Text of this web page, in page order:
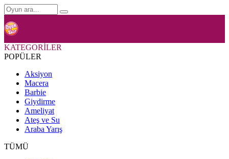
KATEGORİLER
POPÜLER
Aksiyon
Macera
Barbie
Giydirme
Ameliyat
Ateş ve Su
Araba Yarış
TÜMÜ